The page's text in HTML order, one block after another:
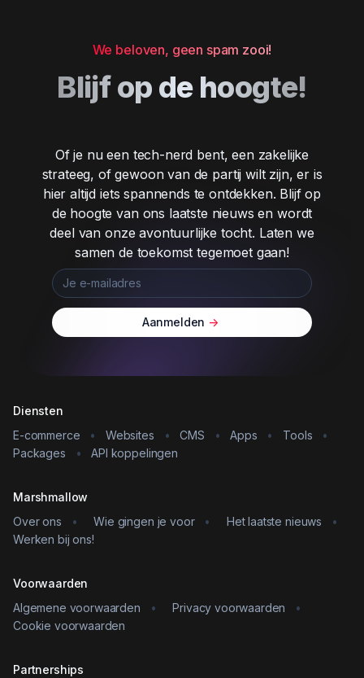
We beloven, geen spam zooi!
Blijf op de hoogte!
Of je nu een tech-nerd bent, een zakelijke
strateeg, of gewoon van de partij wilt zijn, er is
hier altijd iets spannends te ontdekken. Blijf op
de hoogte van ons laatste nieuws en wordt
deel van onze avontuurlijke tocht. Laten we
samen de toekomst tegemoet gaan!
Aanmelden ->
Diensten
E-commerce
• Websites • CMS • Apps • Tools
•
Packages
• API koppelingen
Marshmallow
Over ons
• Wie gingen je voor • Het laatste nieuws
•
Werken bij ons!
Voorwaarden
Algemene voorwaarden
• Privacy voorwaarden
•
Cookie voorwaarden
Partnerships